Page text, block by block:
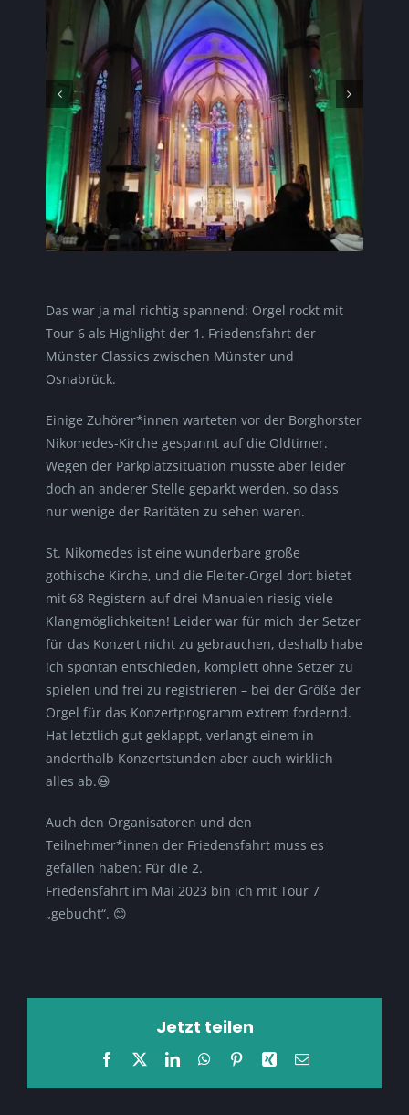
Das war ja mal richtig spannend: Orgel rockt mit
Tour 6 als Highlight der 1. Friedensfahrt der
Münster Classics zwischen Münster und
Osnabrück.
Einige Zuhörer*innen warteten vor der Borghorster
Nikomedes-Kirche gespannt auf die Oldtimer.
Wegen der Parkplatzsituation musste aber leider
doch an anderer Stelle geparkt werden, so dass
nur wenige der Raritäten zu sehen waren.
St. Nikomedes ist eine wunderbare große
gothische Kirche, und die Fleiter-Orgel dort bietet
mit 68 Registern auf drei Manualen riesig viele
Klangmöglichkeiten! Leider war für mich der Setzer
für das Konzert nicht zu gebrauchen, deshalb habe
ich spontan entschieden, komplett ohne Setzer zu
spielen und frei zu registrieren – bei der Größe der
Orgel für das Konzertprogramm extrem fordernd.
Hat letztlich gut geklappt, verlangt einem in
anderthalb Konzertstunden aber auch wirklich
alles ab.😃
Auch den Organisatoren und den
Teilnehmer*innen der Friedensfahrt muss es
gefallen haben: Für die 2.
Friedensfahrt im Mai 2023 bin ich mit Tour 7
„gebucht“. 😊
Jetzt teilen
Facebook LinkedInWhatsApp
PinterestXing E-